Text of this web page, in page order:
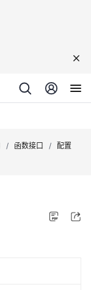
/ 函数接口 /
配置